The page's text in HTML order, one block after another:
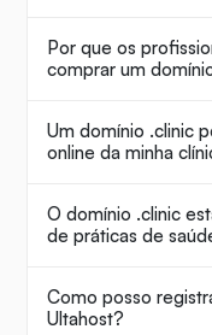
Por que os
comprar um
Um domínio .clinic
online da minha
O domínio .clinic
de práticas de
Como posso
Ultahost?